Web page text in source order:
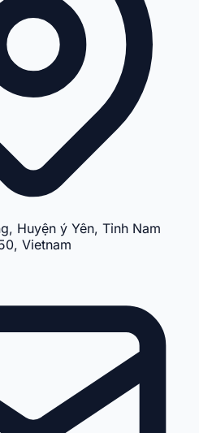
Huyện ý Yên, Tỉnh Nam
Vietnam